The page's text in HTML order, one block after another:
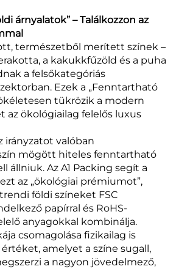
árnyalatok” – Találkozzon az
természetből merített színek –
a kakukkfűzöld és a puha
a felsőkategóriás
Ezek a „Fenntartható
tükrözik a modern
az ökológiailag felelős luxus
irányzatot valóban
mögött hiteles fenntartható
állniuk. Az A1 Packing segít a
az „ökológiai prémiumot”,
földi színeket FSC
papírral és RoHS-
anyagokkal kombinálja.
csomagolása fizikailag is
amelyet a színe sugall,
a nagyon jövedelmező,